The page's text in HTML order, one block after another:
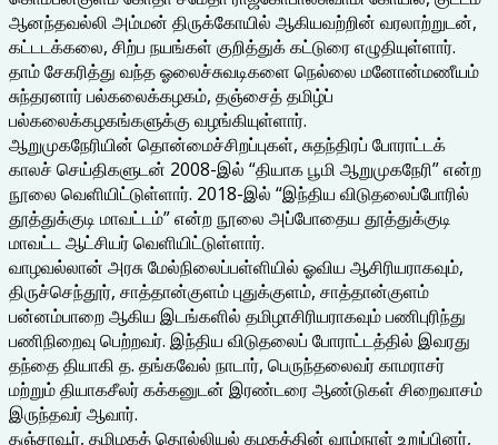
ஆனந்தவல்லி அம்மன் திருக்கோயில் ஆகியவற்றின் வரலாற்றுடன்,
கட்டடக்கலை, சிற்ப நயங்கள் குறித்துக் கட்டுரை எழுதியுள்ளார்.
தாம் சேகரித்து வந்த ஓலைச்சுவடிகளை நெல்லை மனோன்மணீயம்
சுந்தரனார் பல்கலைக்கழகம், தஞ்சைத் தமிழ்ப்
பல்கலைக்கழகங்களுக்கு வழங்கியுள்ளார்.
ஆறுமுகநேரியின் தொன்மைச்சிறப்புகள், சுதந்திரப் போராட்டக்
காலச் செய்திகளுடன் 2008-இல் “தியாக பூமி ஆறுமுகநேரி” என்ற
நூலை வெளியிட்டுள்ளார். 2018-இல் “இந்திய விடுதலைப்போரில்
தூத்துக்குடி மாவட்டம்” என்ற நூலை அப்போதைய தூத்துக்குடி
மாவட்ட ஆட்சியர் வெளியிட்டுள்ளார்.
வாழவல்லான் அரசு மேல்நிலைப்பள்ளியில் ஓவிய ஆசிரியராகவும்,
திருச்செந்தூர், சாத்தான்குளம் புதுக்குளம், சாத்தான்குளம்
பன்னம்பாறை ஆகிய இடங்களில் தமிழாசிரியராகவும் பணிபுரிந்து
பணிநிறைவு பெற்றவர். இந்திய விடுதலைப் போராட்டத்தில் இவரது
தந்தை தியாகி த. தங்கவேல் நாடார், பெருந்தலைவர் காமராசர்
மற்றும் தியாகசீலர் கக்கனுடன் இரண்டரை ஆண்டுகள் சிறைவாசம்
இருந்தவர் ஆவார்.
தஞ்சாவூர், தமிழகத் தொல்லியல் கழகத்தின் வாழ்நாள் உறுப்பினர்,